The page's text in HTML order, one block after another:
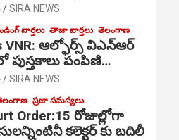
SIRA NEWS
వార్తలు తాజా వార్తలు తెలంగాణ
VNR: ఆల్ఫోర్స్ విఎన్ఆర్
పుస్తకాలు పంపిణి…
SIRA NEWS
ప్రజా సమస్యలు
Order:15 రోజుల్లోగా
కలెక్టర్ కు బదిలీ